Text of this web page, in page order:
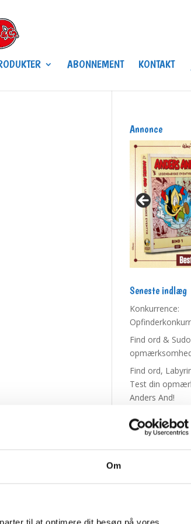
Om
ABONNEMENT KONTAKT
Annonce
Seneste indlæg
Konkurrence:
Find ord &
Find ord,
Test din
Anders And!
Find ord,
Test din
Du Gådeste:
Andeby